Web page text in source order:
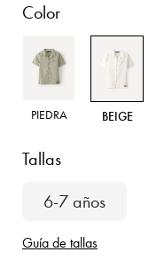
Color
PIEDRA BEIGE
Tallas
6-7 años
Guía de tallas